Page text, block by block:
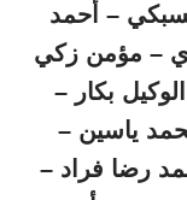
– أحمد
– مؤمن زكي
بكار –
ياسين –
رضا فراد –